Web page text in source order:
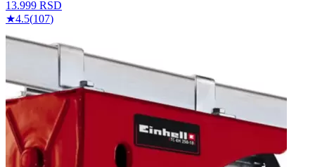
13.999 RSD
★4.5(107)